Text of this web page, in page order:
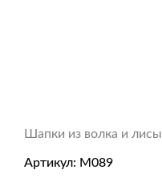
Шапки из волка и лисы
Артикул: M089